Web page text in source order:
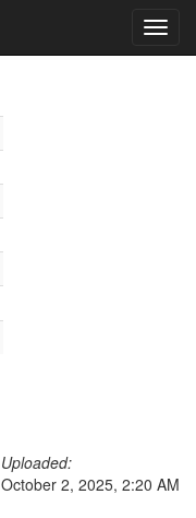
Uploaded:
October 2, 2025, 2:20 AM